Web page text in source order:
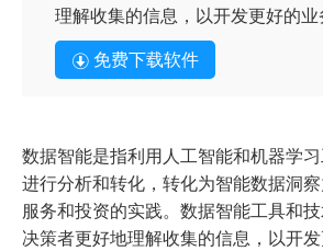
理解收集的信息，以开发更好的业
免费下载软件
数据智能是指利用人工智能和机器学
进行分析和转化，转化为智能数据洞
服务和投资的实践。数据智能工具和
决策者更好地理解收集的信息，以开发